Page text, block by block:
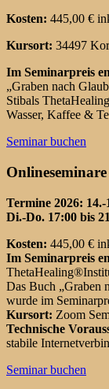
Kosten: 445,00 €
Kursort: 34497
Im Seminarpreis
„Graben nach
Stibals
Wasser, Kaffee &
Seminar buchen
Onlineseminare
Termine 2026:
Di.-Do. 17:00 bis
Kosten: 445,00 €
Im Seminarpreis
Das Buch „Graben
wurde im
Kursort: Zoom
Technische
stabile
Seminar buchen